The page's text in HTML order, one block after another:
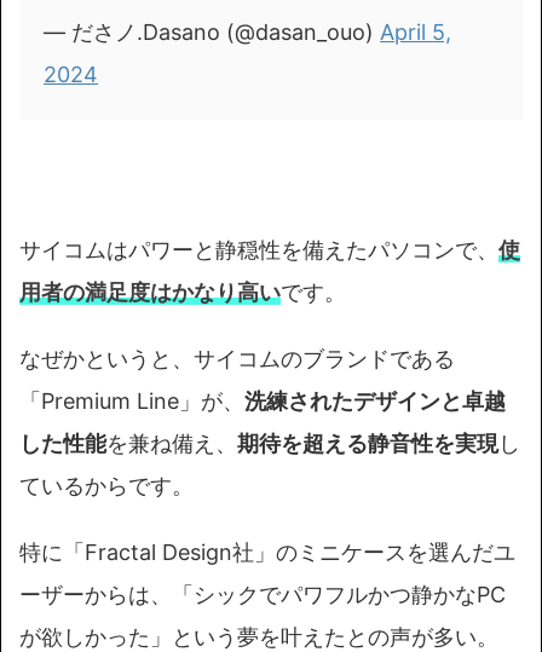
— ださノ.Dasano (@dasan_ouo) April 5,
2024
サイコムはパワーと静穏性を備えたパソコンで、 使
用者の満足度はかなり高いです。
なぜかというと、サイコムのブランドである
「Premium Line」が、 洗練されたデザインと卓越
した性能を兼ね備え、 期待を超える静音性を実現し
ているからです。
特に「Fractal Design社」のミニケースを選んだユ
ーザーからは、「シックでパワフルかつ静かなPC
が欲しかった」という夢を叶えたとの声が多い。